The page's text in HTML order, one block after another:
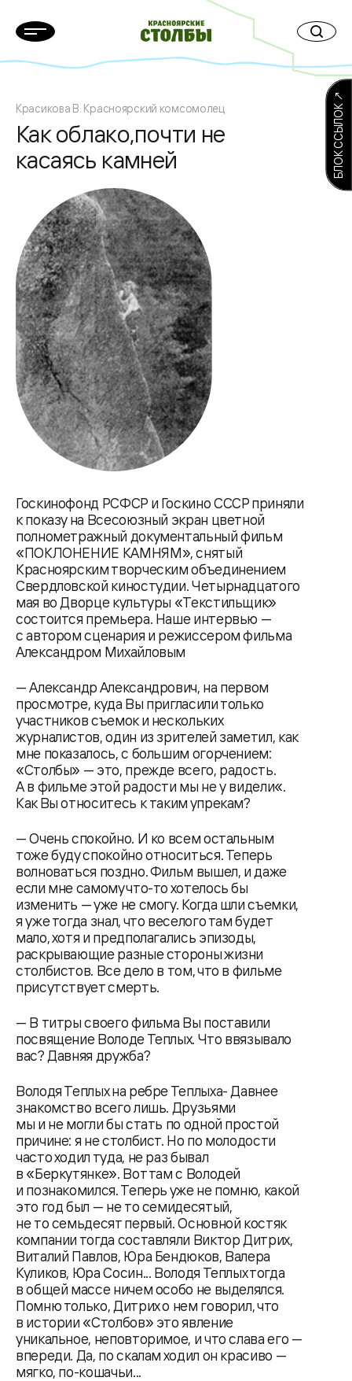
Красикова В. Красноярский комсомолец
Как облако,почти не
касаясь камней
Госкинофонд РСФСР и Госкино СССР приняли
к показу на Всесоюзный экран цветной
полнометражный документальный фильм
«ПОКЛОНЕНИЕ КАМНЯМ», снятый
Красноярским творческим объединением
Свердловской киностудии. Четырнадцатого
мая во Дворце культуры «Текстильщик»
состоится премьера. Наше интервью —
с автором сценария и режиссером фильма
Александром Михайловым
— Александр Александрович, на первом
просмотре, куда Вы пригласили только
участников съемок и нескольких
журналистов, один из зрителей заметил, как
мне показалось, с большим огорчением:
«Столбы» — это, прежде всего, радость.
А в фильме этой радости мы не у видели«.
Как Вы относитесь к таким упрекам?
— Очень спокойно. И ко всем остальным
тоже буду спокойно относиться. Теперь
волноваться поздно. Фильм вышел, и даже
если мне самому что-то хотелось бы
изменить — уже не смогу. Когда шли съемки,
я уже тогда знал, что веселого там будет
мало, хотя и предполагались эпизоды,
раскрывающие разные стороны жизни
столбистов. Все дело в том, что в фильме
присутствует смерть.
— В титры своего фильма Вы поставили
посвящение Володе Теплых. Что ввязывало
вас? Давняя дружба?
Володя Теплых на ребре Теплыха- Давнее
знакомство всего лишь. Друзьями
мы и не могли бы стать по одной простой
причине: я не столбист. Но по молодости
часто ходил туда, не раз бывал
в «Беркутянке». Вот там с Володей
и познакомился. Теперь уже не помню, какой
это год был — не то семидесятый,
не то семьдесят первый. Основной костяк
компании тогда составляли Виктор Дитрих,
Виталий Павлов, Юра Бендюков, Валера
Куликов, Юра Сосин... Володя Теплых тогда
в общей массе ничем особо не выделялся.
Помню только, Дитрих о нем говорил, что
в истории «Столбов» это явление
уникальное, неповторимое, и что слава его —
впереди. Да, по скалам ходил он красиво —
мягко, по-кошачьи...
БЛОК ССЫЛОК ↗